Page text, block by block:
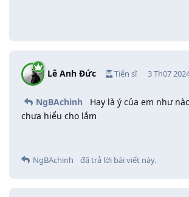
Lê Anh Đức Tiến sĩ 3 Th07
NgBAchinh
Hay là ý của em như
chưa hiểu cho lắm
NgBAchinh
đã trả lời bài viết này.